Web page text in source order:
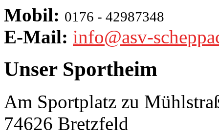
Mobil: 0176 - 42987348
E-Mail: info@asv-
Unser Sportheim
Am Sportplatz zu
74626 Bretzfeld